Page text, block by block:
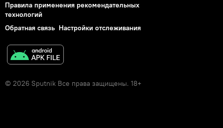
Правила применения рекомендательных
технологий
Обратная связь Настройки отслеживания
© 2026 Sputnik Все права защищены. 18+